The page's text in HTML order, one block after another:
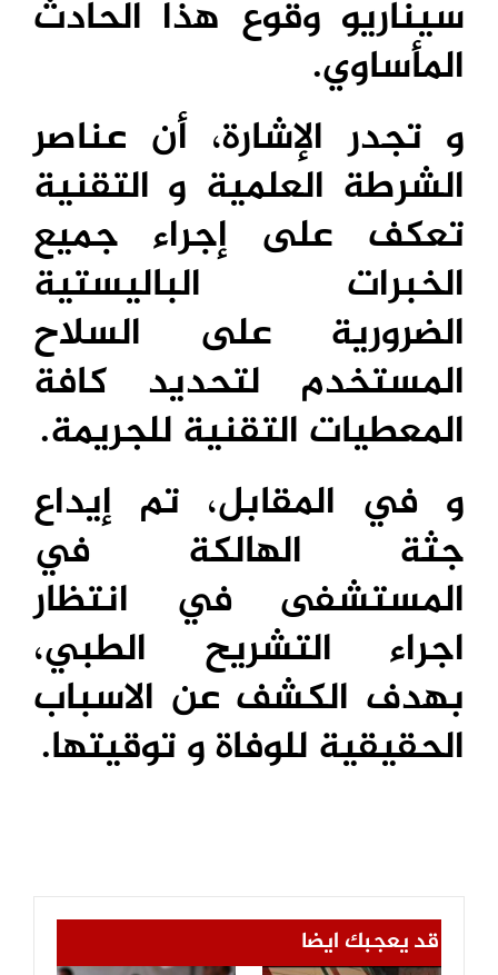
سيناريو وقوع هذا الحادث
المأساوي.
و تجدر الإشارة، أن عناصر
الشرطة العلمية و التقنية
تعكف على إجراء جميع
الخبرات الباليستية
الضرورية على السلاح
المستخدم لتحديد كافة
المعطيات التقنية للجريمة.
و في المقابل، تم إيداع
جثة الهالكة في
المستشفى في انتظار
اجراء التشريح الطبي،
بهدف الكشف عن الاسباب
الحقيقية للوفاة و توقيتها.
قد يعجبك ايضا